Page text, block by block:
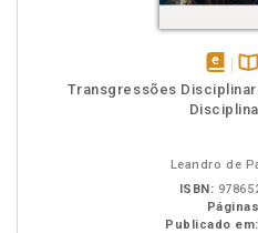
em
na
Transgressões
Leandro de
ISBN:
Publicado em: